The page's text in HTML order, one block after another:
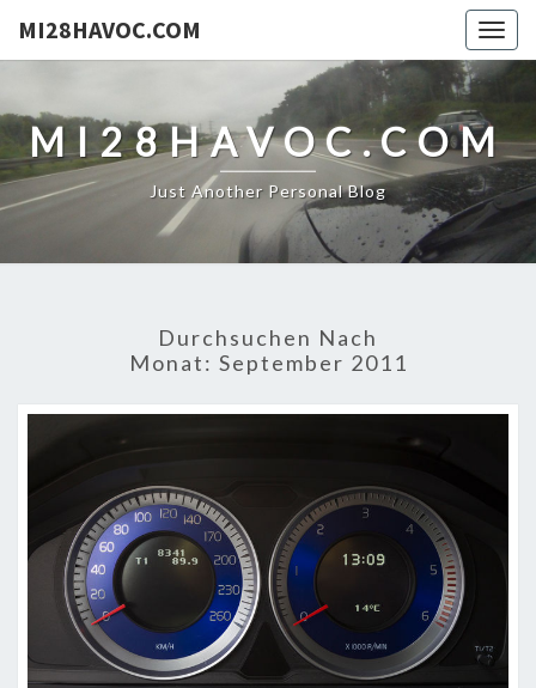
MI28HAVOC.COM
MI28HAVOC.COM
Just Another Personal Blog
Durchsuchen Nach
Monat: September 2011